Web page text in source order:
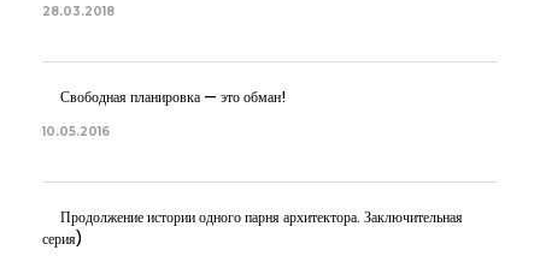
28.03.2018
Свободная планировка — это обман!
10.05.2016
Продолжение истории одного парня архитектора. Заключительная
серия)